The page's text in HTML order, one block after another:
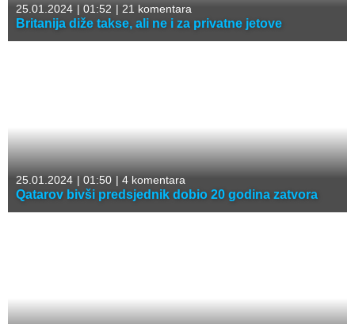
25.01.2024 | 01:52 | 21 komentara
Britanija diže takse, ali ne i za privatne jetove
25.01.2024 | 01:50 | 4 komentara
Qatarov bivši predsjednik dobio 20 godina zatvora